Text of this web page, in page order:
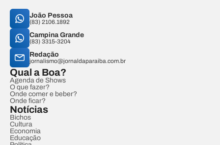
João Pessoa
(83) 2106.1892
Campina Grande
(83) 3315-3204
Redação
jornalismo@jornaldaparaiba.com.br
Qual a Boa?
Agenda de Shows
O que fazer?
Onde comer e beber?
Onde ficar?
Notícias
Bichos
Cultura
Economia
Educação